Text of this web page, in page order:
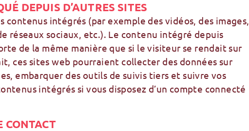
DEPUIS D’AUTRES SITES
contenus intégrés (par exemple des vidéos, des images,
réseaux sociaux, etc.). Le contenu intégré depuis
de la même manière que si le visiteur se rendait sur
ces sites web pourraient collecter des données sur
embarquer des outils de suivis tiers et suivre vos
intégrés si vous disposez d’un compte connecté
CONTACT